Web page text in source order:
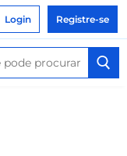
Login Registre-se